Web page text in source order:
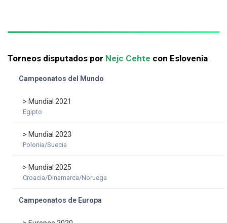
Torneos disputados por Nejc Cehte con Eslovenia
Campeonatos del Mundo
> Mundial 2021
Egipto
> Mundial 2023
Polonia/Suecia
> Mundial 2025
Croacia/Dinamarca/Noruega
Campeonatos de Europa